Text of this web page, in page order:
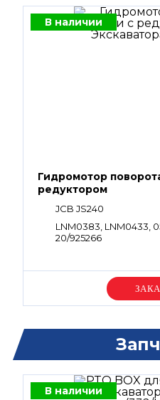
В наличии
Гидромотор
редуктором
JCB JS240
LNM0383, LNM0433,
20/925266
В наличии